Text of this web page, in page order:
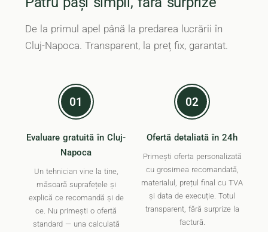
De la primul apel până la predarea lucrării în
Cluj-Napoca. Transparent, la preț fix, garantat.
01
Evaluare gratuită în Cluj-
Napoca
Un tehnician vine la tine,
măsoară suprafețele și
explică ce recomandă și de
ce. Nu primești o ofertă
standard — una calculată
02
Ofertă detaliată în 24h
Primești oferta personalizată
cu grosimea recomandată,
materialul, prețul final cu TVA
și data de execuție. Totul
transparent, fără surprize la
factură.